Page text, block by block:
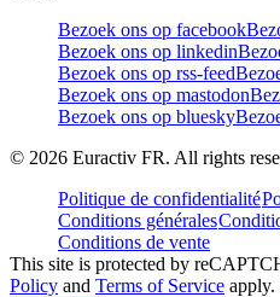
Bezoek ons op facebook
Bezoek ons op linkedin
Bezoek ons op rss-feed
Bezoek ons op mastodon
Bezoek ons op bluesky
© 2026 Euractiv FR. All rights
Politique de confidentialité
Conditions générales
Conditions de vente
This site is protected by
Policy and Terms of Service apply.